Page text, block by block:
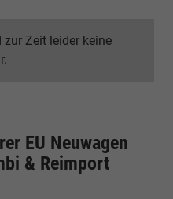
zur Zeit leider keine
EU Neuwagen
& Reimport